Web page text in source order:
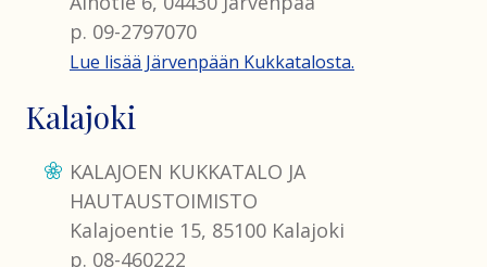
p. 09-2797070
Lue lisää Järvenpään Kukkatalosta.
Kalajoki
KALAJOEN KUKKATALO JA
HAUTAUSTOIMISTO
Kalajoentie 15, 85100 Kalajoki
p. 08-460222